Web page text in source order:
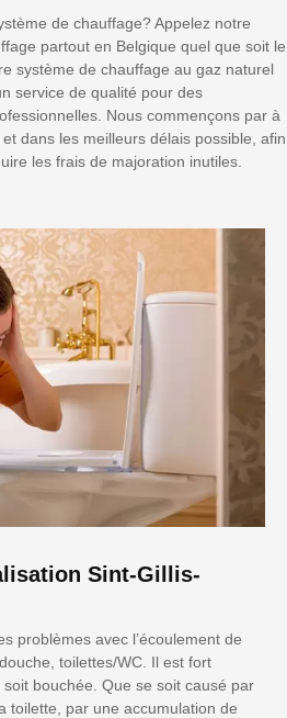
de chauffage? Appelez notre
partout en Belgique quel que soit le
système de chauffage au gaz naturel
service de qualité pour des
Nous commençons par à
dans les meilleurs délais possible, afin
les frais de majoration inutiles.
Sint-Gillis-
problèmes avec l’écoulement de
toilettes/WC. Il est fort
bouchée. Que se soit causé par
toilette, par une accumulation de